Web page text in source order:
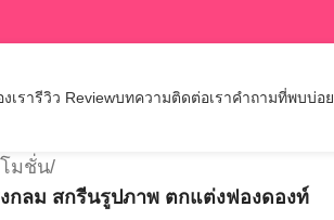
เรารีวิว Reviewบทความติดต่อเราคำถามที่พบบ่อย
โมชั่น/
กลม สกรีนรูปภาพ ตกแต่งฟองดองท์